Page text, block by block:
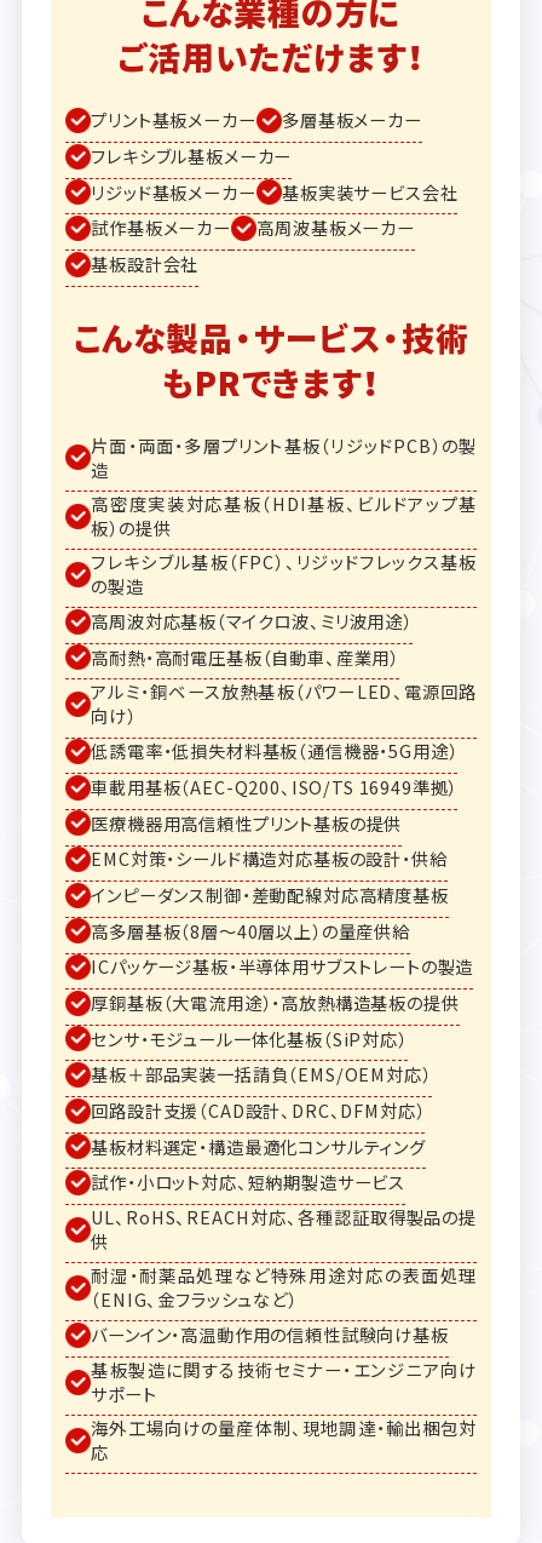
こんな業種の方に
ご活用いただけます！
プリント基板メーカー
多層基板メーカー
フレキシブル基板メーカー
リジッド基板メーカー
基板実装サービス会社
試作基板メーカー
高周波基板メーカー
基板設計会社
こんな製品・サービス・技術
もPRできます！
片面・両面・多層プリント基板（リジッドPCB）の製
造
高密度実装対応基板（HDI基板、ビルドアップ基
板）の提供
フレキシブル基板（FPC）、リジッドフレックス基板
の製造
高周波対応基板（マイクロ波、ミリ波用途）
高耐熱・高耐電圧基板（自動車、産業用）
アルミ・銅ベース放熱基板（パワーLED、電源回路
向け）
低誘電率・低損失材料基板（通信機器・5G用途）
車載用基板（AEC-Q200、ISO/TS 16949準拠）
医療機器用高信頼性プリント基板の提供
EMC対策・シールド構造対応基板の設計・供給
インピーダンス制御・差動配線対応高精度基板
高多層基板（8層〜40層以上）の量産供給
ICパッケージ基板・半導体用サブストレートの製造
厚銅基板（大電流用途）・高放熱構造基板の提供
センサ・モジュール一体化基板（SiP対応）
基板＋部品実装一括請負（EMS/OEM対応）
回路設計支援（CAD設計、DRC、DFM対応）
基板材料選定・構造最適化コンサルティング
試作・小ロット対応、短納期製造サービス
UL、RoHS、REACH対応、各種認証取得製品の提
供
耐湿・耐薬品処理など特殊用途対応の表面処理
（ENIG、金フラッシュなど）
バーンイン・高温動作用の信頼性試験向け基板
基板製造に関する技術セミナー・エンジニア向け
サポート
海外工場向けの量産体制、現地調達・輸出梱包対
応